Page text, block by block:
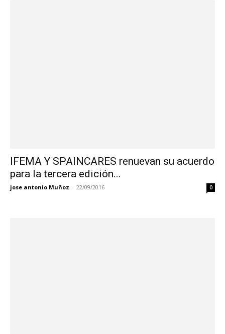
IFEMA Y SPAINCARES renuevan su acuerdo
para la tercera edición...
jose antonio Muñoz - 22/09/2016 0